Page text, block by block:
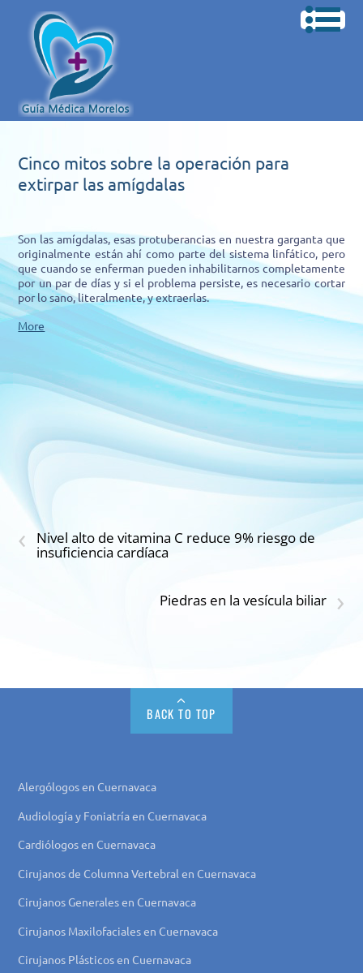
Cinco mitos sobre la operación para
extirpar las amígdalas
Son las amígdalas, esas protuberancias en nuestra garganta que
originalmente están ahí como parte del sistema linfático, pero
que cuando se enferman pueden inhabilitarnos completamente
por un par de días y si el problema persiste, es necesario cortar
por lo sano, literalmente, y extraerlas.
More
‹ Nivel alto de vitamina C reduce 9% riesgo de
insuficiencia cardíaca
›
Piedras en la vesícula biliar
BACK TO TOP
Alergólogos en Cuernavaca
Audiología y Foniatría en Cuernavaca
Cardiólogos en Cuernavaca
Cirujanos de Columna Vertebral en Cuernavaca
Cirujanos Generales en Cuernavaca
Cirujanos Maxilofaciales en Cuernavaca
Cirujanos Plásticos en Cuernavaca